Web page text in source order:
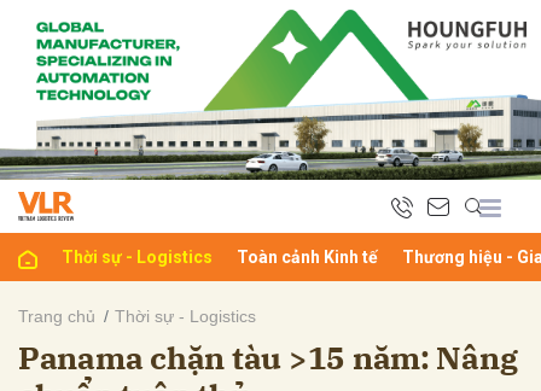
Thời sự - Logistics Toàn cảnh Kinh tế Thương hiệu -
Trang chủ Thời sự - Logistics
Panama chặn tàu >15 năm: Nâng
luận
Hủy